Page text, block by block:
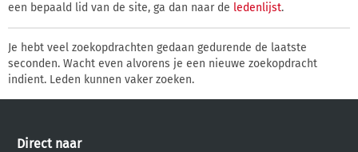
een bepaald lid van de site, ga dan naar de ledenlijst.
Je hebt veel zoekopdrachten gedaan gedurende de laatste
seconden. Wacht even alvorens je een nieuwe zoekopdracht
indient. Leden kunnen vaker zoeken.
Direct naar